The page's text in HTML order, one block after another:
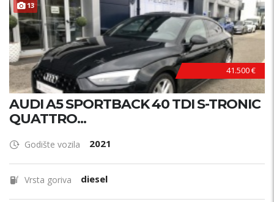
13
41.500 €
AUDI A5 SPORTBACK 40 TDI S-TRONIC
QUATTRO...
Godište vozila 2021
Vrsta goriva diesel